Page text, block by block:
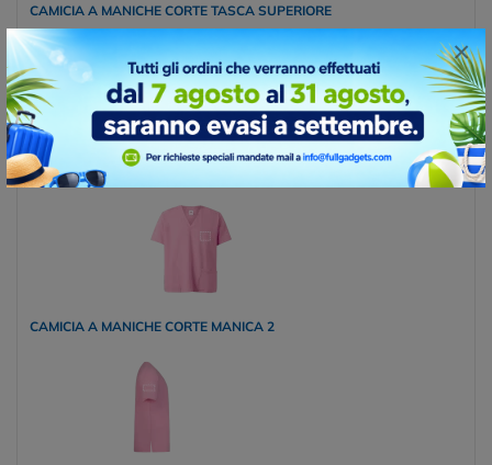
×
CAMICIA A MANICHE CORTE TASCA SUPERIORE
CAMICIA A MANICHE CORTE LATERALE SUPERIORE
CAMICIA A MANICHE CORTE MANICA 2